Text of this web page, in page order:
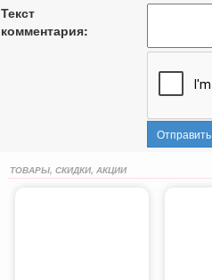
Текст
комментария:
Отправить
ТОВАРЫ, СКИДКИ, АКЦИИ